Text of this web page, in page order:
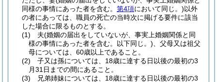
同様の事情にあった者を含む。 第4項において同じ。)以外
の者にあっては、職員の死亡の当時次に掲げる要件に該当
した場合に限るものとする。
(1)
夫(婚姻の届出をしていないが、事実上婚姻関係と同
様の事情にあった者を含む。以下同じ。) 、父母又は祖父
母については、60歳以上であること。
(2)
子又は孫については、18歳に達する日以後の最初の3
月31日までの間にあること。
(3)
兄弟姉妹については、18歳に達する日以後の最初の3